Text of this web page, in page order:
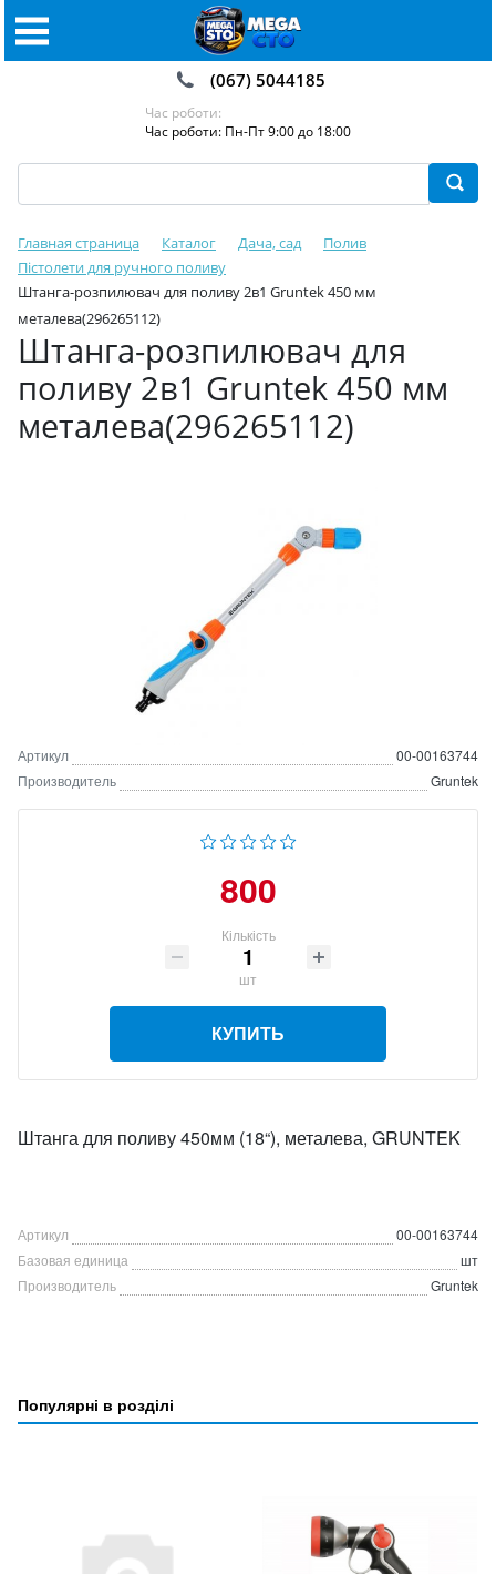
(067) 5044185
Час роботи:
Час роботи: Пн-Пт 9:00 до 18:00
Главная страница Каталог Дача, сад
Полив
Пістолети для ручного поливу
Штанга-розпилювач для поливу 2в1 Gruntek 450 мм
металева(296265112)
Штанга-розпилювач для
поливу 2в1 Gruntek 450 мм
металева(296265112)
Артикул
00-00163744
Производитель
Gruntek
800
Кількість
шт
КУПИТЬ
Штанга для поливу 450мм (18“), металева, GRUNTEK
Артикул
00-00163744
Базовая единица
шт
Производитель
Gruntek
Популярні в розділі